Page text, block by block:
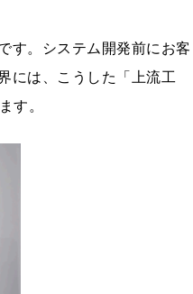
す。システム開発前にお客
には、こうした「上流⼯
す。